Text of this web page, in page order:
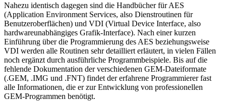
Nahezu identisch dagegen sind die Handbücher für AES
(Application Environment Services, also Dienstroutinen für
Benutzeroberflächen) und VDI (Virtual Device Interface, also
hardwareunabhängiges Grafik-Interface). Nach einer kurzen
Einführung über die Programmierung des AES beziehungsweise
VDI werden alle Routinen sehr detailliert erläutert, in vielen Fällen
noch ergänzt durch ausführliche Programmbeispiele. Bis auf die
fehlende Dokumentation der verschiedenen GEM-Dateiformate
(.GEM, .IMG und .FNT) findet der erfahrene Programmierer fast
alle Informationen, die er zur Entwicklung von professionellen
GEM-Programmen benötigt.